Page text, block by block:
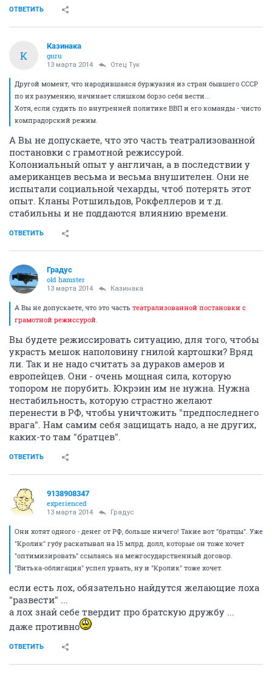
ОТВЕТИТЬ
К
Казинака
guru
13 марта 2014 Отец Тук
Другой момент, что народившаяся буржуазия из стран бывшего СССР
по их разумению, начинает слишком борзо себя вести...
Хотя, если судить по внутренней политике ВВП и его команды - чисто
компрадорский режим.
А Вы не допускаете, что это часть театрализованной
постановки с грамотной режиссурой.
Колониальный опыт у англичан, а в последствии у
американцев весьма и весьма внушителен. Они не
испытали социальной чехарды, чтоб потерять этот
опыт. Кланы Ротшильдов, Рокфеллеров и т.д.
стабильны и не поддаются влиянию времени.
ОТВЕТИТЬ
Градус
old hamster
13 марта 2014 Казинака
А Вы не допускаете, что это часть театрализованной постановки с
грамотной режиссурой.
Вы будете режиссировать ситуацию, для того, чтобы
украсть мешок наполовину гнилой картошки? Вряд
ли. Так и не надо считать за дураков амеров и
европейцев. Они - очень мощная сила, которую
топором не порубить. Юкрэин им не нужна. Нужна
нестабильность, которую страстно желают
перенести в РФ, чтобы уничтожить "предпоследнего
врага". Нам самим себя защищать надо, а не других,
каких-то там "братцев".
ОТВЕТИТЬ
9138908347
experienced
13 марта 2014 Градус
Они хотят одного - денег от РФ, больше ничего! Такие вот "братцы". Уже
"Кролик" губу раскатывал на 15 млрд. долл, которые он тоже хочет
"оптимизировать" ссылаясь на межгосударственный договор.
"Витька-облигация" успел урвать, ну и "Кролик" тоже хочет.
если есть лох, обязательно найдутся желающие лоха
"развести" ...
а лох знай себе твердит про братскую дружбу ...
даже противно
ОТВЕТИТЬ